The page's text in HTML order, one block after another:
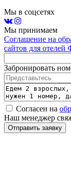
Мы в соцсетях
Мы принимаем
Соглашение на
сайтов для
Забронировать
Согласен на
Наш менеджер